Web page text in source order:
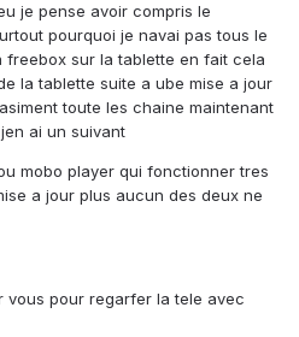
je pense avoir compris le
pourquoi je navai pas tous le
freebox sur la tablette en fait cela
la tablette suite a ube mise a jour
toute les chaine maintenant
ai un suivant
mobo player qui fonctionner tres
a jour plus aucun des deux ne
vous pour regarfer la tele avec